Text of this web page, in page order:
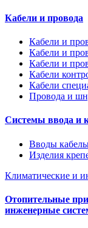
Кабели и провода
Кабели и
Кабели и
Кабели и
Кабели
Кабели
Провода и
Системы ввода и
Вводы
Изделия
Климатические и
Отопительные
инженерные